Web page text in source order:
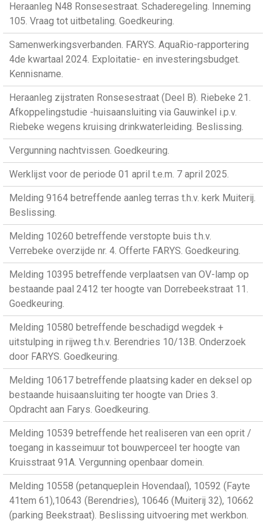
Heraanleg N48 Ronsesestraat. Schaderegeling. Inneming
105. Vraag tot uitbetaling. Goedkeuring.
Samenwerkingsverbanden. FARYS. AquaRio-rapportering
4de kwartaal 2024. Exploitatie- en investeringsbudget.
Kennisname.
Heraanleg zijstraten Ronsesestraat (Deel B). Riebeke 21.
Afkoppelingstudie -huisaansluiting via Gauwinkel i.p.v.
Riebeke wegens kruising drinkwaterleiding. Beslissing.
Vergunning nachtvissen. Goedkeuring.
Werklijst voor de periode 01 april t.e.m. 7 april 2025.
Melding 9164 betreffende aanleg terras t.h.v. kerk Muiterij.
Beslissing.
Melding 10260 betreffende verstopte buis t.h.v.
Verrebeke overzijde nr. 4. Offerte FARYS. Goedkeuring.
Melding 10395 betreffende verplaatsen van OV-lamp op
bestaande paal 2412 ter hoogte van Dorrebeekstraat 11.
Goedkeuring.
Melding 10580 betreffende beschadigd wegdek +
uitstulping in rijweg t.h.v. Berendries 10/13B. Onderzoek
door FARYS. Goedkeuring.
Melding 10617 betreffende plaatsing kader en deksel op
bestaande huisaansluiting ter hoogte van Dries 3.
Opdracht aan Farys. Goedkeuring.
Melding 10539 betreffende het realiseren van een oprit /
toegang in kasseimuur tot bouwperceel ter hoogte van
Kruisstraat 91A. Vergunning openbaar domein.
Melding 10558 (petanqueplein Hovendaal), 10592 (Fayte
41tem 61),10643 (Berendries), 10646 (Muiterij 32), 10662
(parking Beekstraat). Beslissing uitvoering met werkbon.